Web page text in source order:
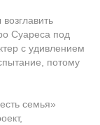
Суареса под
с удивлением
потому
семья»